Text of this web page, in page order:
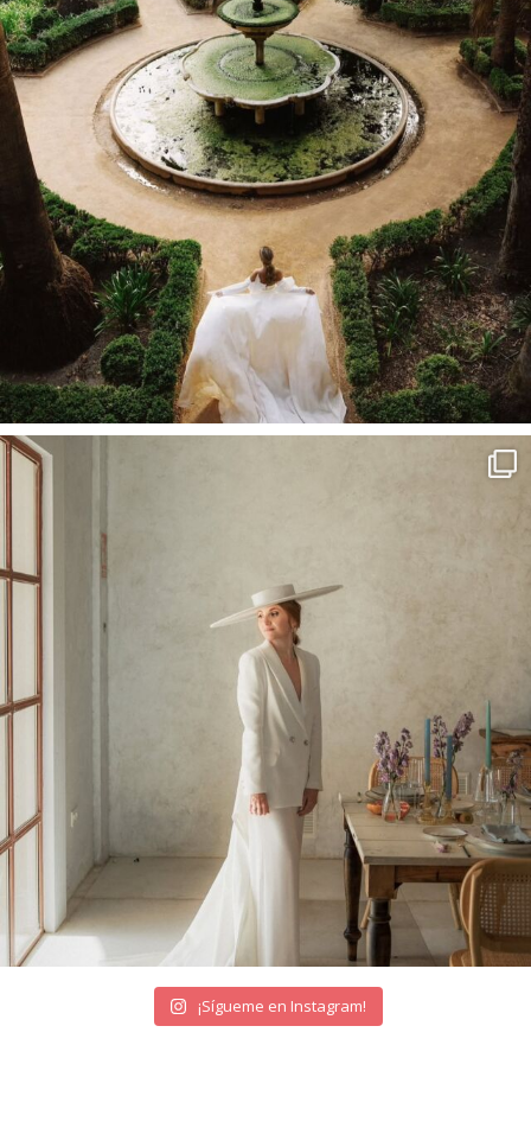
¡Sígueme en Instagram!